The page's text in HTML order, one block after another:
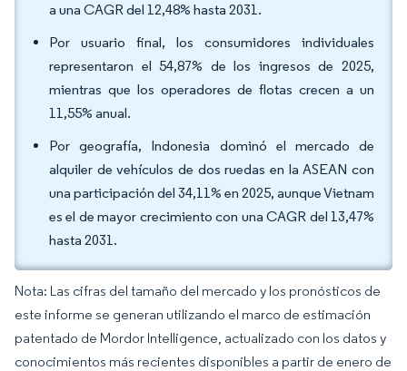
a una CAGR del 12,48% hasta 2031.
Por usuario final, los consumidores individuales
representaron el 54,87% de los ingresos de 2025,
mientras que los operadores de flotas crecen a un
11,55% anual.
Por geografía, Indonesia dominó el mercado de
alquiler de vehículos de dos ruedas en la ASEAN con
una participación del 34,11% en 2025, aunque Vietnam
es el de mayor crecimiento con una CAGR del 13,47%
hasta 2031.
Nota: Las cifras del tamaño del mercado y los pronósticos de
este informe se generan utilizando el marco de estimación
patentado de Mordor Intelligence, actualizado con los datos y
conocimientos más recientes disponibles a partir de enero de